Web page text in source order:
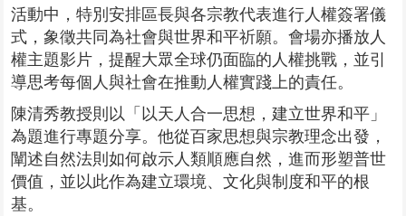
活動中，特別安排區長與各宗教代表進行人權簽署儀
式，象徵共同為社會與世界和平祈願。會場亦播放人
權主題影片，提醒大眾全球仍面臨的人權挑戰，並引
導思考每個人與社會在推動人權實踐上的責任。
陳清秀教授則以「以天人合一思想，建立世界和平」
為題進行專題分享。他從百家思想與宗教理念出發，
闡述自然法則如何啟示人類順應自然，進而形塑普世
價值，並以此作為建立環境、文化與制度和平的根
基。